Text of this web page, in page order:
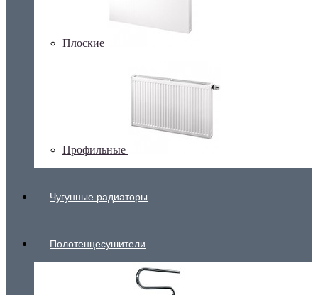
Плоские
Профильные
Чугунные радиаторы
Полотенцесушители